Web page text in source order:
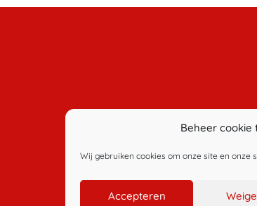
Beheer cookie
Wij gebruiken cookies om onze site en onze
Accepteren